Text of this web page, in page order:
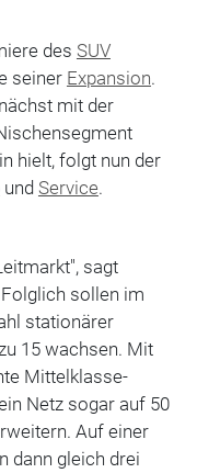
des SUV
seiner Expansion.
mit der
hielt, folgt nun der
und Service.
sagt
sollen im
stationärer
15 wachsen. Mit
Mittelklasse-
Netz sogar auf 50
Auf einer
dann gleich drei